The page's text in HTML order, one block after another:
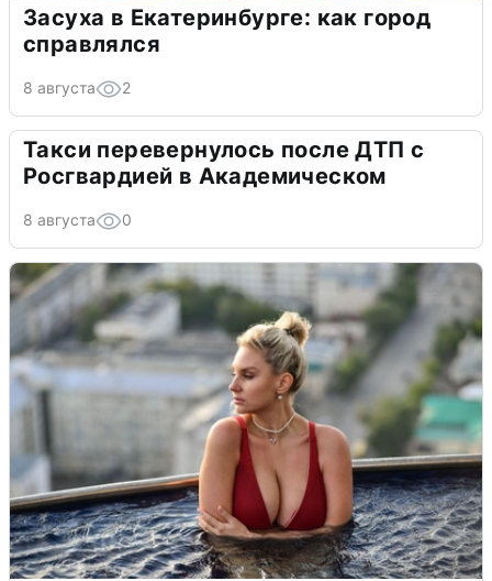
Засуха в Екатеринбурге: как город
справлялся
8 августа 2
Такси перевернулось после ДТП с
Росгвардией в Академическом
8 августа 0